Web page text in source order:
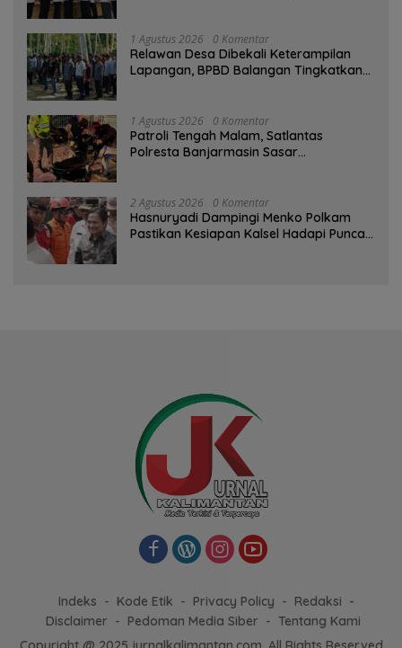
1 Agustus 2026 0 Komentar
Relawan Desa Dibekali Keterampilan
Lapangan, BPBD Balangan Tingkatkan
1 Agustus 2026 0 Komentar
Patroli Tengah Malam, Satlantas
Polresta Banjarmasin Sasar
2 Agustus 2026 0 Komentar
Hasnuryadi Dampingi Menko Polkam
Pastikan Kesiapan Kalsel Hadapi Puncak
Indeks Kode Etik Privacy Policy
Redaksi
Disclaimer
Pedoman Media Siber
Tentang Kami